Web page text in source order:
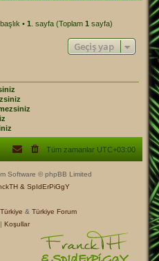
• 1 . sayfa (Toplam 1 sayfa)
Geçiş yap
Tüm zamanlar UTC+03:00
Software © phpBB Limited
& SpIdErPiGgY
& Türkiye Forum
| Koşullar